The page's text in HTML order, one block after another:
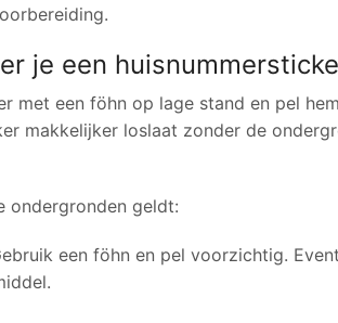
je een
met een föhn op lage stand en pel hem
makkelijker loslaat zonder de
ondergronden geldt:
een föhn en pel voorzichtig.